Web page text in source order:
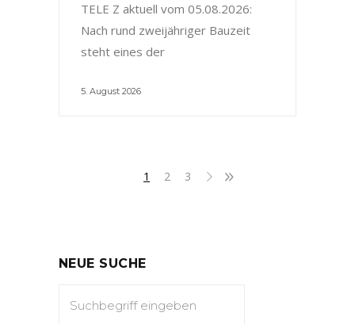
TELE Z aktuell vom 05.08.2026:
Nach rund zweijähriger Bauzeit
steht eines der
5. August 2026
1 2 3
NEUE SUCHE